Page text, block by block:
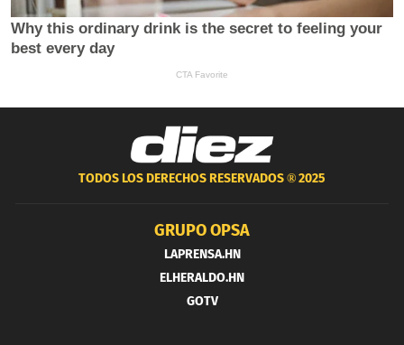
TODOS LOS DERECHOS RESERVADOS ®2025
GRUPO OPSA
LAPRENSA.HN
ELHERALDO.HN
GOTV